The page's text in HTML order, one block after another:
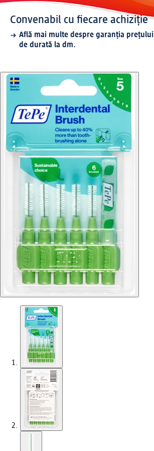
Convenabil cu fiecare achiziție
Află mai multe despre garanția prețului
de durată la dm.